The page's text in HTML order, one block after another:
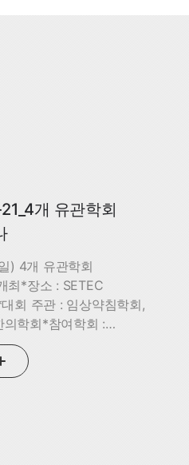
개 유관학회
) 4개 유관학회
최*장소 : SETEC
회 주관 : 임상약침학회,
의학회*참여학회 :
의학회, 대한침구의학회,
학회, 임상약침학회*
침학회 학생위원,